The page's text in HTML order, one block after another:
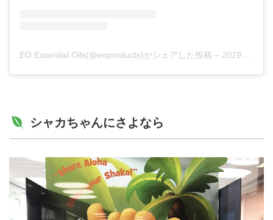
EO Essential Oils(@eoproducts)がシェアした投稿 – 2019年 8月月12日午後3時40分PDT
シャカちゃんにさよなら